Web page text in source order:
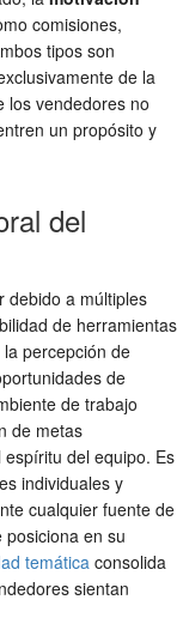
comisiones,
tipos son
de la
los vendedores no
un propósito y
del
debido a múltiples
de herramientas
percepción de
de
de trabajo
de metas
del equipo. Es
individuales y
cualquier fuente de
en su
temática consolida
sientan